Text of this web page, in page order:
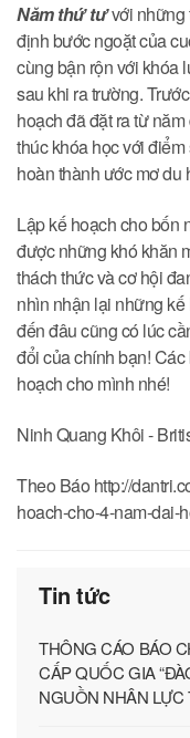
Năm thứ tưvới những
định bước ngoặt của
cùng bận rộn với khóa
sau khi ra trường.
hoạch đã đặt ra từ
thúc khóa học với
hoàn thành ước mơ du
Lập kế hoạch cho bốn
được những khó khăn
thách thức và cơ hội
nhìn nhận lại những
đến đâu cũng có lúc
đổi của chính bạn!
hoạch cho mình nhé!
Ninh Quang Khôi -
Theo Báo http://
hoach-cho-4-nam-dai-
Tin tức
THÔNG CÁO BÁO
CẤP QUỐC GIA
NGUỒN NHÂN LỰC